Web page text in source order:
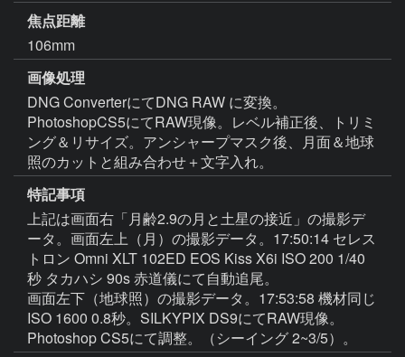
焦点距離
106mm
画像処理
DNG ConverterにてDNG RAW に変換。
PhotoshopCS5にてRAW現像。レベル補正後、トリミ
ング＆リサイズ。アンシャープマスク後、月面＆地球
照のカットと組み合わせ＋文字入れ。
特記事項
上記は画面右「月齢2.9の月と土星の接近」の撮影デ
ータ。画面左上（月）の撮影データ。17:50:14 セレス
トロン Omni XLT 102ED EOS Kiss X6i ISO 200 1/40
秒 タカハシ 90s 赤道儀にて自動追尾。
画面左下（地球照）の撮影データ。17:53:58 機材同じ
ISO 1600 0.8秒。SILKYPIX DS9にてRAW現像。